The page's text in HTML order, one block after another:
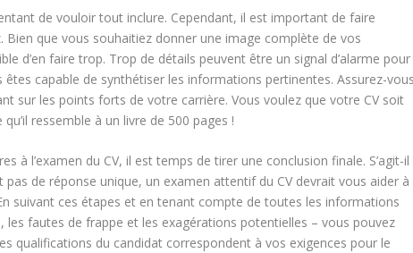
de vouloir tout inclure. Cependant, il est important de faire
que vous souhaitiez donner une image complète de vos
d’en faire trop. Trop de détails peuvent être un signal d’alarme pour
capable de synthétiser les informations pertinentes. Assurez-
sur les points forts de votre carrière. Vous voulez que votre CV soit
ressemble à un livre de 500 pages !
à l’examen du CV, il est temps de tirer une conclusion finale. S’agit-il
pas de réponse unique, un examen attentif du CV devrait vous aider à
suivant ces étapes et en tenant compte de toutes les informations
les fautes de frappe et les exagérations potentielles – vous pouvez
qualifications du candidat correspondent à vos exigences pour le